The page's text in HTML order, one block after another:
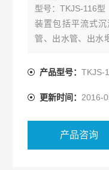
型号：TKJS-116型
装置包括平流式
管、出水管、出水
只； 2、调速电动
电保护开关1套、
产品型号：TKJS-
更新时间： 2016-
产品咨询